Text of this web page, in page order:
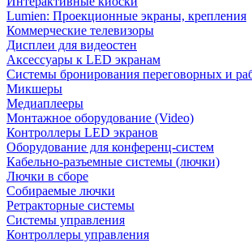
Lumien: Проекционные экраны, крепления
Коммерческие телевизоры
Дисплеи для видеостен
Аксессуары к LED экранам
Системы бронирования переговорных и
Микшеры
Медиаплееры
Монтажное оборудование (Video)
Контроллеры LED экранов
Оборудование для конференц-систем
Кабельно-разъемные системы (лючки)
Лючки в сборе
Собираемые лючки
Ретракторные системы
Системы управления
Контроллеры управления